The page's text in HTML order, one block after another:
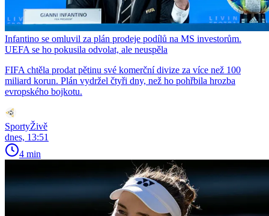
Infantino se omluvil za plán prodeje podílů na MS investorům.
UEFA se ho pokusila odvolat, ale neuspěla
FIFA chtěla prodat pětinu své komerční divize za více než 100
miliard korun. Plán vydržel čtyři dny, než ho pohřbila hrozba
evropského bojkotu.
SportyŽivě
dnes, 13:51
4 min